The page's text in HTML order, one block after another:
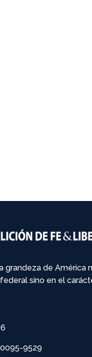
grandeza de América
sino en el
9529